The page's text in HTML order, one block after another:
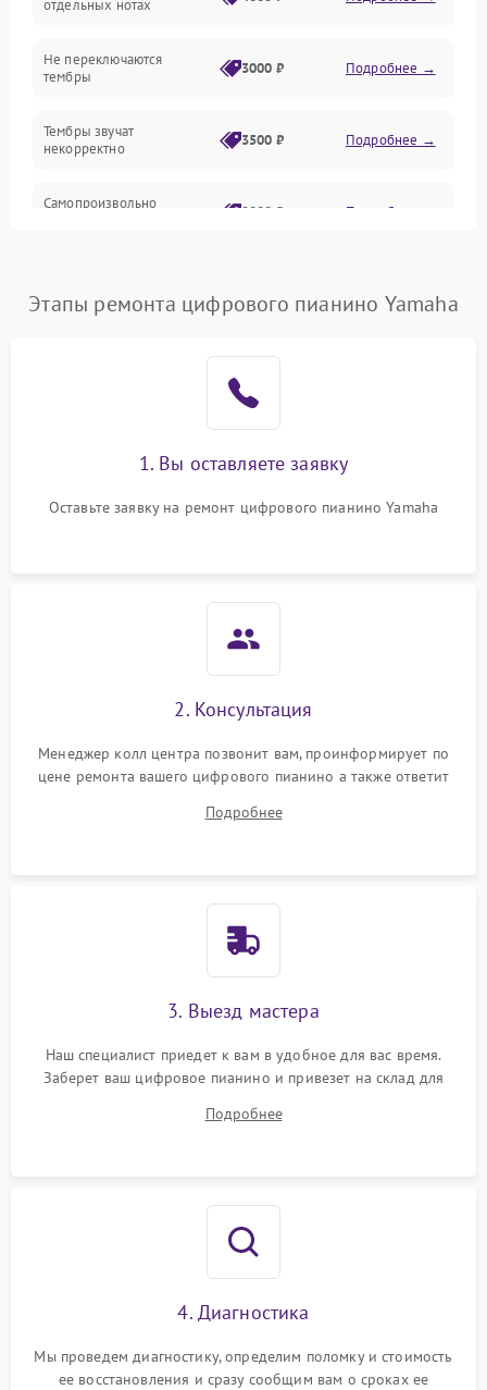
Аудио
Оптика
отдельных нотах
Не переключаются
тембры
3000 ₽ Подробнее →
Тембры звучат
некорректно
3500 ₽ Подробнее →
Самопроизвольно
2800 ₽ Подробнее →
Этапы ремонта цифрового пианино Yamaha
1. Вы оставляете заявку
Оставьте заявку на ремонт цифрового пианино Yamaha
2. Консультация
Менеджер колл центра позвонит вам, проинформирует по
цене ремонта вашего цифрового пианино а также ответит
Подробнее
3. Выезд мастера
Наш специалист приедет к вам в удобное для вас время.
Заберет ваш цифровое пианино и привезет на склад для
Подробнее
4. Диагностика
Мы проведем диагностику, определим поломку и стоимость
ее восстановления и сразу сообщим вам о сроках ее